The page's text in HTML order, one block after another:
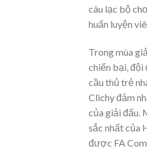
câu lạc bộ
huấn luyện
Trong mùa
chiến bại, đội
cầu thủ trẻ
Clichy đảm
của giải đấu.
sắc nhất của
được FA